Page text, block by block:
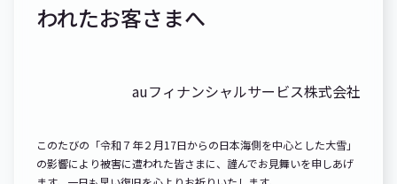
われたお客さまへ
auフィナンシャルサービス株式会社
このたびの「令和７年２月17日からの日本海側を中心とした大雪」
の影響により被害に遭われた皆さまに、謹んでお見舞いを申しあげ